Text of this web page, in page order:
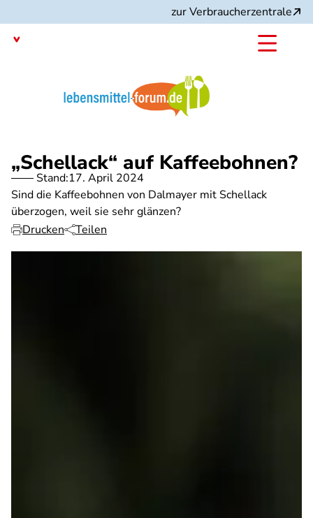
zum
Inhalt
zur Verbraucherzentrale
„Schellack“ auf Kaffeebohnen?
Stand:17. April 2024
Sind die Kaffeebohnen von Dalmayer mit Schellack
überzogen, weil sie sehr glänzen?
Drucken
Teilen